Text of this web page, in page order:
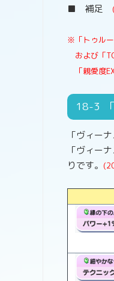
■ 補足
※「トゥル
および「
「親愛度
18
「ヴィー
「ヴィー
りです。